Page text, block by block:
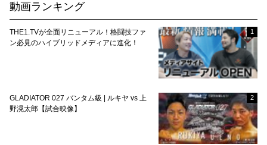
動画ランキング
THE1.TVが全面リニューアル！格闘技ファ
ン必見のハイブリッドメディアに進化！
1
GLADIATOR 027 バンタム級 | ルキヤ vs 上
野滉太郎【試合映像】
2